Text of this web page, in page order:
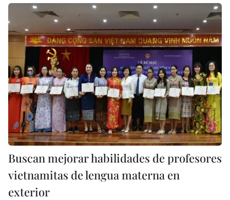
Buscan mejorar habilidades de profesores
vietnamitas de lengua materna en
exterior